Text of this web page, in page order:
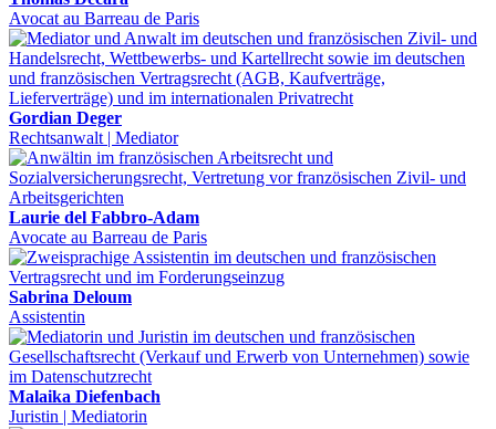
Avocat au Barreau de Paris
Gordian Deger
Rechtsanwalt | Mediator
Laurie del Fabbro-Adam
Avocate au Barreau de Paris
Sabrina Deloum
Assistentin
Malaika Diefenbach
Juristin | Mediatorin